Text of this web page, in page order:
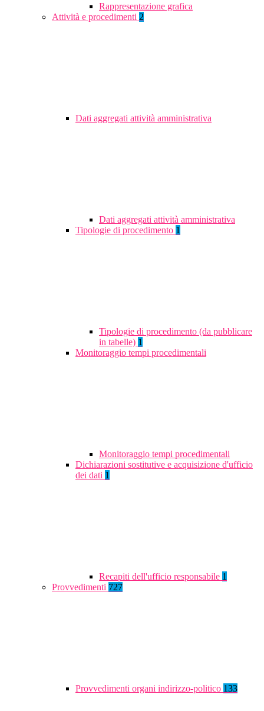
Rappresentazione grafica
Attività e procedimenti 2
Dati aggregati attività amministrativa
Dati aggregati attività amministrativa
Tipologie di procedimento 1
Tipologie di procedimento (da pubblicare
in tabelle) 1
Monitoraggio tempi procedimentali
Monitoraggio tempi procedimentali
Dichiarazioni sostitutive e acquisizione d'ufficio
dei dati 1
Recapiti dell'ufficio responsabile 1
Provvedimenti 727
Provvedimenti organi indirizzo-politico 133